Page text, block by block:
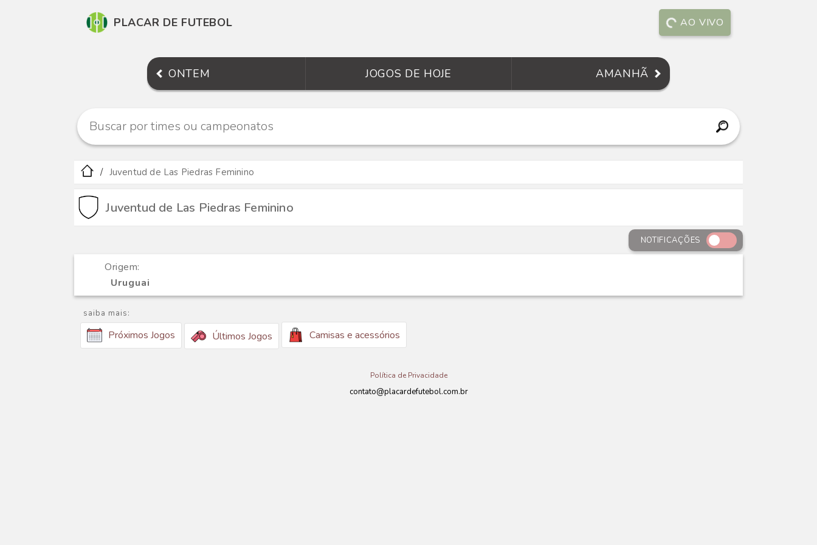
PLACAR DE FUTEBOL AO VIVO
ONTEM JOGOS DE HOJE AMANHÃ
Juventud de Las Piedras Feminino
Juventud de Las Piedras Feminino
NOTIFICAÇÕES
Origem:
Uruguai
saiba mais:
Próximos Jogos Últimos Jogos Camisas e acessórios
Política de Privacidade
contato@placardefutebol.com.br